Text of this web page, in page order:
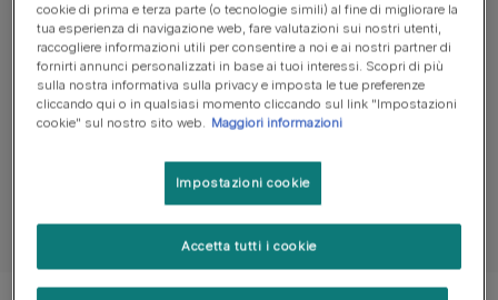
Aspettativa di
vita
13-15 anni
Peso
11-12kg
cookie di prima e terza parte (o tecnologie simili) al fine di migliorare la
tua esperienza di navigazione web, fare valutazioni sui nostri utenti,
raccogliere informazioni utili per consentire a noi e ai nostri partner di
fornirti annunci personalizzati in base ai tuoi interessi. Scopri di più
sulla nostra informativa sulla privacy e imposta le tue preferenze
cliccando qui o in qualsiasi momento cliccando sul link "Impostazioni
cookie" sul nostro sito web. Maggiori informazioni
Impostazioni cookie
Accetta tutti i cookie